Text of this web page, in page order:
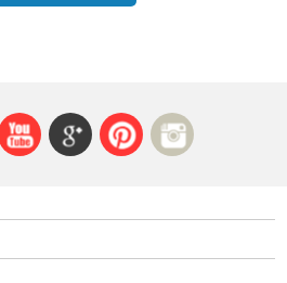
ΒΙΔΑΚΙ
ΔΙΑΚΟΠΤΗΣ
ΚΕΝΤΡΙΚΟΣ MG
850<>1200
242,00 €